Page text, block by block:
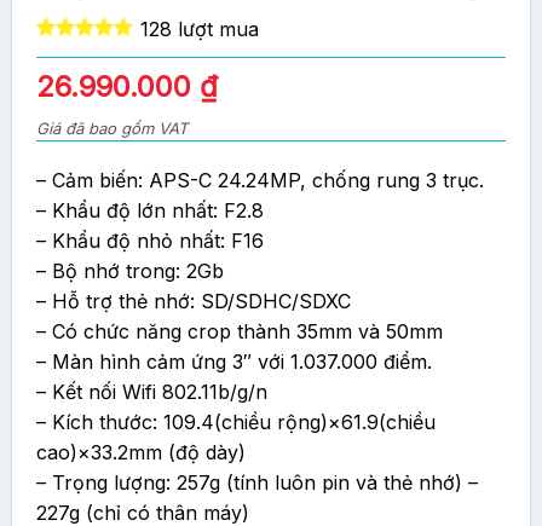
4.75out
of 5
128 lượt mua
Giá
gốc
là:
29.000.000 ₫.
26.990.000 ₫Giá
hiện
tại
là:
26.990.000 ₫.
Giá đã bao gồm VAT
– Cảm biến: APS-C 24.24MP, chống rung 3 trục.
– Khẩu độ lớn nhất: F2.8
– Khẩu độ nhỏ nhất: F16
– Bộ nhớ trong: 2Gb
– Hỗ trợ thẻ nhớ: SD/SDHC/SDXC
– Có chức năng crop thành 35mm và 50mm
– Màn hình cảm ứng 3″ với 1.037.000 điểm.
– Kết nối Wifi 802.11b/g/n
– Kích thước: 109.4(chiều rộng)×61.9(chiều
cao)×33.2mm (độ dày)
– Trọng lượng: 257g (tính luôn pin và thẻ nhớ) –
227g (chỉ có thân máy)